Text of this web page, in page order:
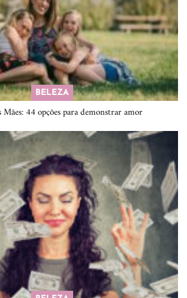
BELEZA
44 opções para demonstrar amor